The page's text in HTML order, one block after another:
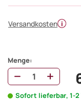
Versandkosten
Menge:
Sofort lieferbar, 1-